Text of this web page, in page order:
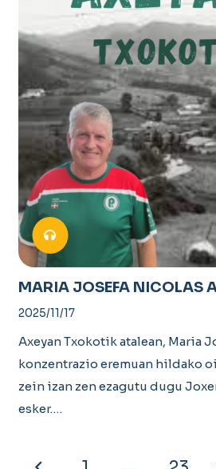
MARIA JOSEFA NICOLAS
2025/11/17
Axeyan Txokotik atalean, Maria
konzentrazio eremuan hildako
zein izan zen ezagutu dugu
esker.…